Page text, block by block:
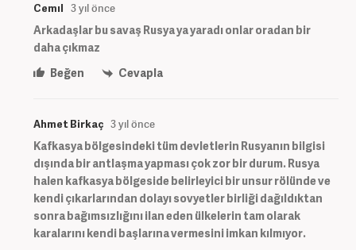
Cemıl 3 yıl önce
Arkadaşlar bu savaş Rusya ya yaradı onlar oradan bir
daha çıkmaz
Beğen
Cevapla
Ahmet Birkaç 3 yıl önce
Kafkasya bölgesindeki tüm devletlerin Rusyanın bilgisi
dışında bir antlaşma yapması çok zor bir durum. Rusya
halen kafkasya bölgeside belirleyici bir unsur rölünde ve
kendi çıkarlarından dolayı sovyetler birliği dağıldıktan
sonra bağımsızlığını ilan eden ülkelerin tam olarak
karalarını kendi başlarına vermesini imkan kılmıyor.